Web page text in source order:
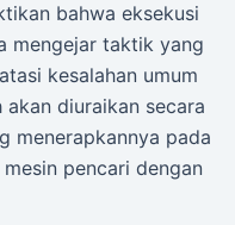
bahwa eksekusi
mengejar taktik yang
kesalahan umum
diuraikan secara
menerapkannya pada
pencari dengan